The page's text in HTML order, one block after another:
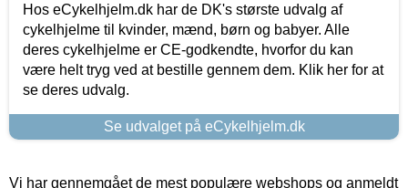
Hos eCykelhjelm.dk har de DK's største udvalg af
cykelhjelme til kvinder, mænd, børn og babyer. Alle
deres cykelhjelme er CE-godkendte, hvorfor du kan
være helt tryg ved at bestille gennem dem. Klik her for at
se deres udvalg.
Se udvalget på eCykelhjelm.dk
Vi har gennemgået de mest populære webshops og anmeldt